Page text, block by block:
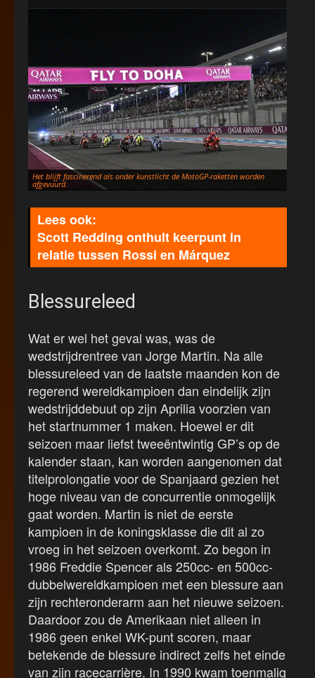
Het blijft fascinerend als onder kunstlicht de MotoGP-raketten worden
afgevuurd.
Scott Redding onthult keerpunt in
relatie tussen Rossi en Márquez
Blessureleed
Wat er wel het geval was, was de
wedstrijdrentree van Jorge Martin. Na alle
blessureleed van de laatste maanden kon de
regerend wereldkampioen dan eindelijk zijn
wedstrijddebuut op zijn Aprilia voorzien van
het startnummer 1 maken. Hoewel er dit
seizoen maar liefst tweeëntwintig GP’s op de
kalender staan, kan worden aangenomen dat
titelprolongatie voor de Spanjaard gezien het
hoge niveau van de concurrentie onmogelijk
gaat worden. Martin is niet de eerste
kampioen in de koningsklasse die dit al zo
vroeg in het seizoen overkomt. Zo begon in
1986 Freddie Spencer als 250cc- en 500cc-
dubbelwereldkampioen met een blessure aan
zijn rechteronderarm aan het nieuwe seizoen.
Daardoor zou de Amerikaan niet alleen in
1986 geen enkel WK-punt scoren, maar
betekende de blessure indirect zelfs het einde
van zijn racecarrière. In 1990 kwam toenmalig